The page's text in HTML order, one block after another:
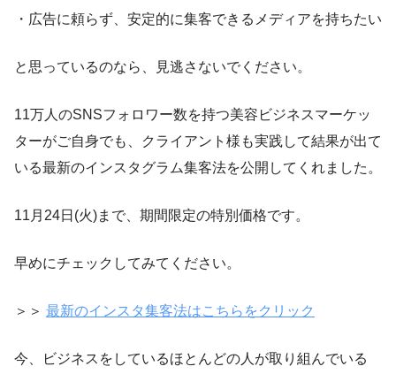
・広告に頼らず、安定的に集客できるメディアを持ちたい
と思っているのなら、見逃さないでください。
11万人のSNSフォロワー数を持つ美容ビジネスマーケッ
ターがご自身でも、クライアント様も実践して結果が出て
いる最新のインスタグラム集客法を公開してくれました。
11月24日(火)まで、期間限定の特別価格です。
早めにチェックしてみてください。
＞＞ 最新のインスタ集客法はこちらをクリック
今、ビジネスをしているほとんどの人が取り組んでいる